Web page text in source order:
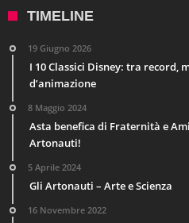
TIMELINE
19 Giugno 2026
I 10 Classici Disney: tra record,
d’animazione
8 Maggio 2024
Asta benefica di Fraternità e
Artonauti!
5 Aprile 2024
Gli Artonauti – Arte e Scienza
16 Novembre 2022